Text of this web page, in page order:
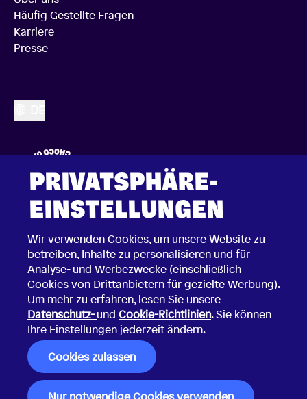
PRIVATSPHÄRE-
EINSTELLUNGEN
Wir verwenden Cookies, um unsere Website zu
betreiben, Inhalte zu personalisieren und für
Analyse- und Werbezwecke (einschließlich
Cookies von Drittanbietern für gezielte Werbung).
Um mehr zu erfahren, lesen Sie unsere
Datenschutz-und Cookie-Richtlinien. Sie können
Ihre Einstellungen jederzeit ändern.
Cookies zulassen
Häufig Gestellte Fragen
Karriere
Presse
2026 © Choco Communications GmbH
Impressum
Allgemeine Geschäftsbedingungen
Datenschutzerklärung
Security Vulnerability Disclosure Policy